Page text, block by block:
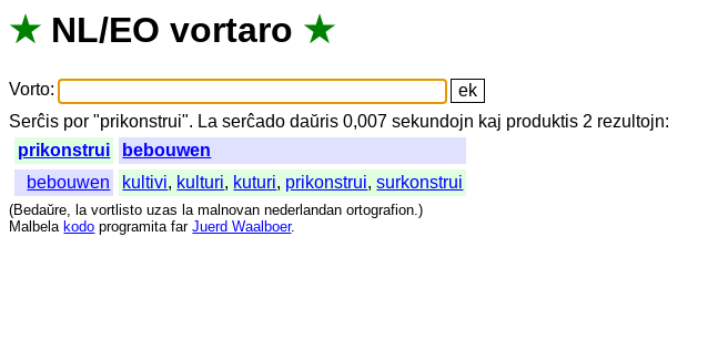
★ NL/EO vortaro ★
Vorto:
Serĉis por "prikonstrui". La serĉado daŭris 0,007sekundojn kaj produktis 2 rezultojn:
prikonstrui
bebouwen
bebouwen
kultivi, kulturi, kuturi, prikonstrui,surkonstrui
(Bedaŭre, la vortlisto uzas la malnovan nederlandan ortografion.)
Malbela kodo programita far Juerd Waalboer.